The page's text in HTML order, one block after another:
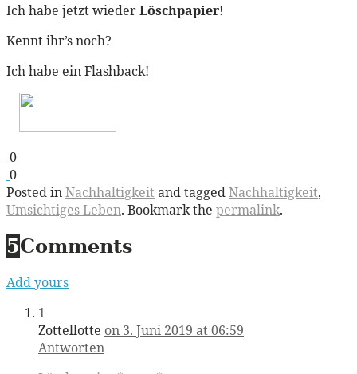
Ich habe jetzt wiederLöschpapier!
Kennt ihr’s noch?
Ich habe ein Flashback!
0
0
Posted inNachhaltigkeit and taggedNachhaltigkeit,
Umsichtiges Leben. Bookmark the permalink.
5Comments
Add yours
1
Zottellotte on 3. Juni 2019 at 06:59
Antworten